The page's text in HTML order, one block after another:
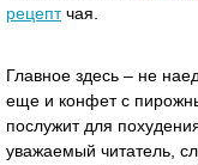
рецептчая.
Главное здесь – не
еще и конфет с
послужит для
уважаемый читатель,